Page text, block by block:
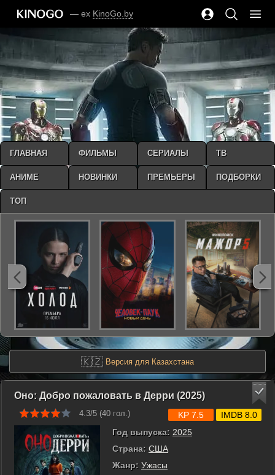
— ex KinoGo.by
🇰🇿 Версия для Казахстана
Оно: Добро пожаловать в Дерри (2025)
4.3/5 (40 гол.)
Год выпуска: 2025
Страна: США
Жанр: Ужасы
KP 7.5 IMDB 8.0
ГЛАВНАЯ ФИЛЬМЫ СЕРИАЛЫ ТВ
АНИМЕ НОВИНКИ ПРЕМЬЕРЫ ПОДБОРКИ
ТОП